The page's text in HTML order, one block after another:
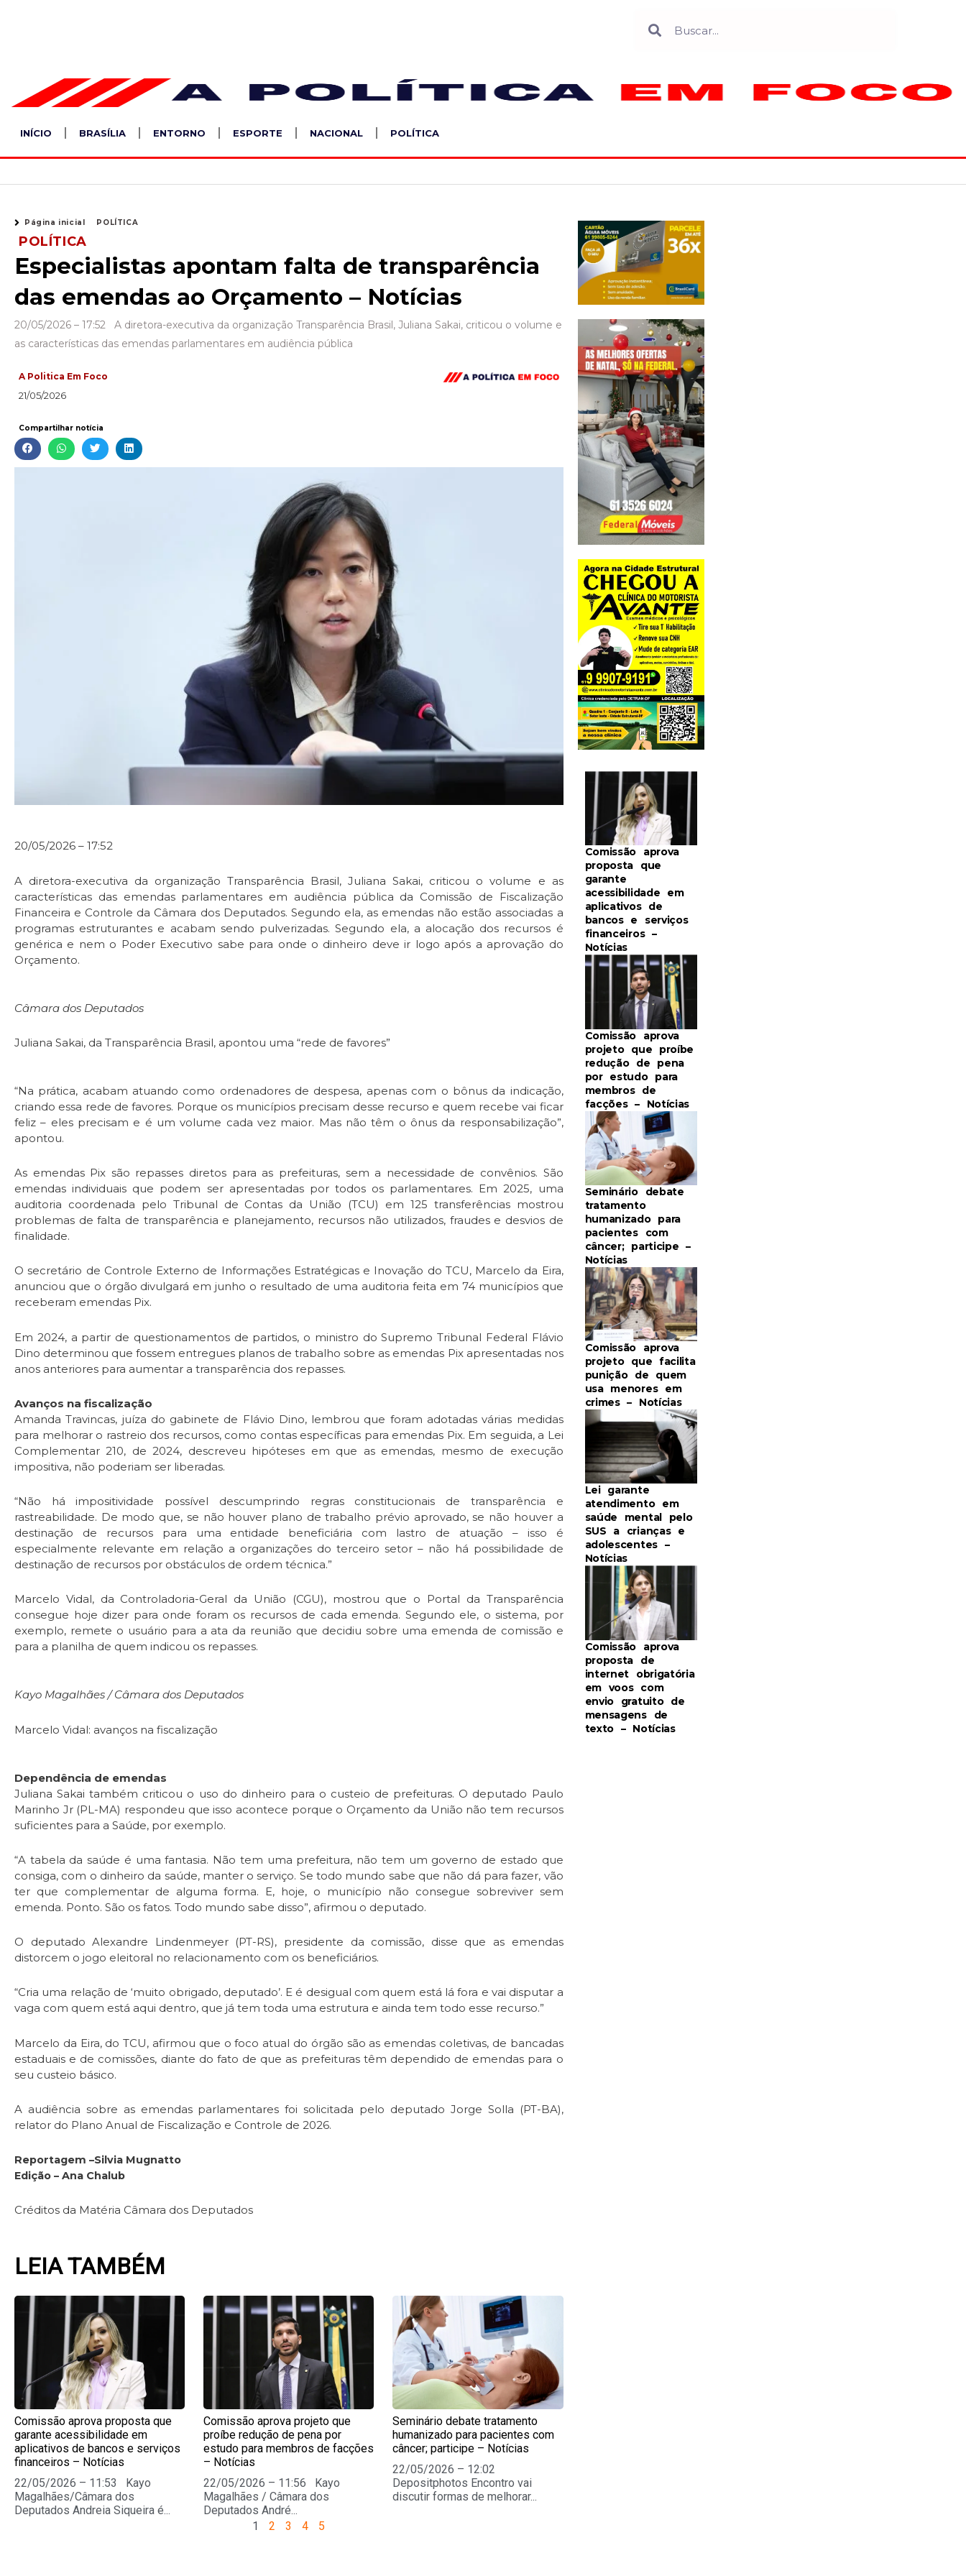
INÍCIO BRASÍLIA ENTORNO ESPORTE NACIONAL POLÍTICA
Página inicial POLÍTICA
POLÍTICA
Especialistas apontam falta de transparência
das emendas ao Orçamento – Notícias
20/05/2026 – 17:52 A diretora-executiva da organização Transparência Brasil, Juliana Sakai, criticou o volume e
as características das emendas parlamentares em audiência pública
A Politica Em Foco
21/05/2026
Compartilhar notícia
20/05/2026 – 17:52
A diretora-executiva da organização Transparência Brasil, Juliana Sakai, criticou o volume e as
características das emendas parlamentares em audiência pública da Comissão de Fiscalização
Financeira e Controle da Câmara dos Deputados. Segundo ela, as emendas não estão associadas a
programas estruturantes e acabam sendo pulverizadas. Segundo ela, a alocação dos recursos é
genérica e nem o Poder Executivo sabe para onde o dinheiro deve ir logo após a aprovação do
Orçamento.
Câmara dos Deputados
Juliana Sakai, da Transparência Brasil, apontou uma “rede de favores”
“Na prática, acabam atuando como ordenadores de despesa, apenas com o bônus da indicação,
criando essa rede de favores. Porque os municípios precisam desse recurso e quem recebe vai ficar
feliz – eles precisam e é um volume cada vez maior. Mas não têm o ônus da responsabilização”,
apontou.
As emendas Pix são repasses diretos para as prefeituras, sem a necessidade de convênios. São
emendas individuais que podem ser apresentadas por todos os parlamentares. Em 2025, uma
auditoria coordenada pelo Tribunal de Contas da União (TCU) em 125 transferências mostrou
problemas de falta de transparência e planejamento, recursos não utilizados, fraudes e desvios de
finalidade.
O secretário de Controle Externo de Informações Estratégicas e Inovação do TCU, Marcelo da Eira,
anunciou que o órgão divulgará em junho o resultado de uma auditoria feita em 74 municípios que
receberam emendas Pix.
Em 2024, a partir de questionamentos de partidos, o ministro do Supremo Tribunal Federal Flávio
Dino determinou que fossem entregues planos de trabalho sobre as emendas Pix apresentadas nos
anos anteriores para aumentar a transparência dos repasses.
Avanços na fiscalização
Amanda Travincas, juíza do gabinete de Flávio Dino, lembrou que foram adotadas várias medidas
para melhorar o rastreio dos recursos, como contas específicas para emendas Pix. Em seguida, a Lei
Complementar 210, de 2024, descreveu hipóteses em que as emendas, mesmo de execução
impositiva, não poderiam ser liberadas.
“Não há impositividade possível descumprindo regras constitucionais de transparência e
rastreabilidade. De modo que, se não houver plano de trabalho prévio aprovado, se não houver a
destinação de recursos para uma entidade beneficiária com lastro de atuação – isso é
especialmente relevante em relação a organizações do terceiro setor – não há possibilidade de
destinação de recursos por obstáculos de ordem técnica.”
Marcelo Vidal, da Controladoria-Geral da União (CGU), mostrou que o Portal da Transparência
consegue hoje dizer para onde foram os recursos de cada emenda. Segundo ele, o sistema, por
exemplo, remete o usuário para a ata da reunião que decidiu sobre uma emenda de comissão e
para a planilha de quem indicou os repasses.
Kayo Magalhães / Câmara dos Deputados
Marcelo Vidal: avanços na fiscalização
Dependência de emendas
Juliana Sakai também criticou o uso do dinheiro para o custeio de prefeituras. O deputado Paulo
Marinho Jr (PL-MA) respondeu que isso acontece porque o Orçamento da União não tem recursos
suficientes para a Saúde, por exemplo.
“A tabela da saúde é uma fantasia. Não tem uma prefeitura, não tem um governo de estado que
consiga, com o dinheiro da saúde, manter o serviço. Se todo mundo sabe que não dá para fazer, vão
ter que complementar de alguma forma. E, hoje, o município não consegue sobreviver sem
emenda. Ponto. São os fatos. Todo mundo sabe disso”, afirmou o deputado.
O deputado Alexandre Lindenmeyer (PT-RS), presidente da comissão, disse que as emendas
distorcem o jogo eleitoral no relacionamento com os beneficiários.
“Cria uma relação de ‘muito obrigado, deputado’. E é desigual com quem está lá fora e vai disputar a
vaga com quem está aqui dentro, que já tem toda uma estrutura e ainda tem todo esse recurso.”
Marcelo da Eira, do TCU, afirmou que o foco atual do órgão são as emendas coletivas, de bancadas
estaduais e de comissões, diante do fato de que as prefeituras têm dependido de emendas para o
seu custeio básico.
A audiência sobre as emendas parlamentares foi solicitada pelo deputado Jorge Solla (PT-BA),
relator do Plano Anual de Fiscalização e Controle de 2026.
Reportagem –Silvia Mugnatto
Edição – Ana Chalub
Créditos da Matéria Câmara dos Deputados
LEIA TAMBÉM
Comissão aprova proposta que
garante acessibilidade em
aplicativos de bancos e serviços
financeiros – Notícias
22/05/2026 – 11:53 Kayo
Magalhães/Câmara dos
Deputados Andreia Siqueira é...
Comissão aprova projeto que
proíbe redução de pena por
estudo para membros de facções
– Notícias
22/05/2026 – 11:56 Kayo
Magalhães / Câmara dos
Deputados André...
Seminário debate tratamento
humanizado para pacientes com
câncer; participe – Notícias
22/05/2026 – 12:02
Depositphotos Encontro vai
discutir formas de melhorar...
Page
1
Page
2
Page
3
Page
4
Page
5
Comissão aprova
proposta que
garante
acessibilidade em
aplicativos de
bancos e serviços
financeiros –
Notícias
Comissão aprova
projeto que proíbe
redução de pena
por estudo para
membros de
facções – Notícias
Seminário debate
tratamento
humanizado para
pacientes com
câncer; participe –
Notícias
Comissão aprova
projeto que facilita
punição de quem
usa menores em
crimes – Notícias
Lei garante
atendimento em
saúde mental pelo
SUS a crianças e
adolescentes –
Notícias
Comissão aprova
proposta de
internet obrigatória
em voos com
envio gratuito de
mensagens de
texto – Notícias